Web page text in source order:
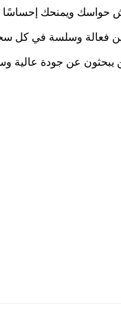
حواسك ويمنحك إحساسًا